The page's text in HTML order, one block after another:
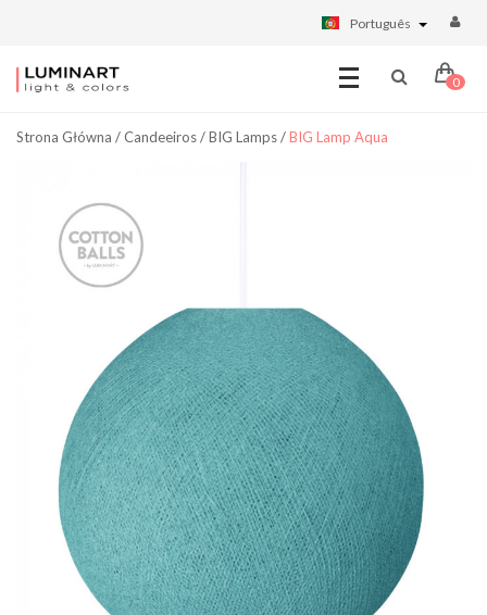
Português
0
Strona Główna /Candeeiros/BIG Lamps/BIG Lamp Aqua